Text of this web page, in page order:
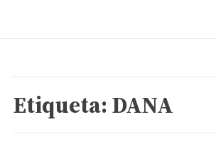
Etiqueta:DANA